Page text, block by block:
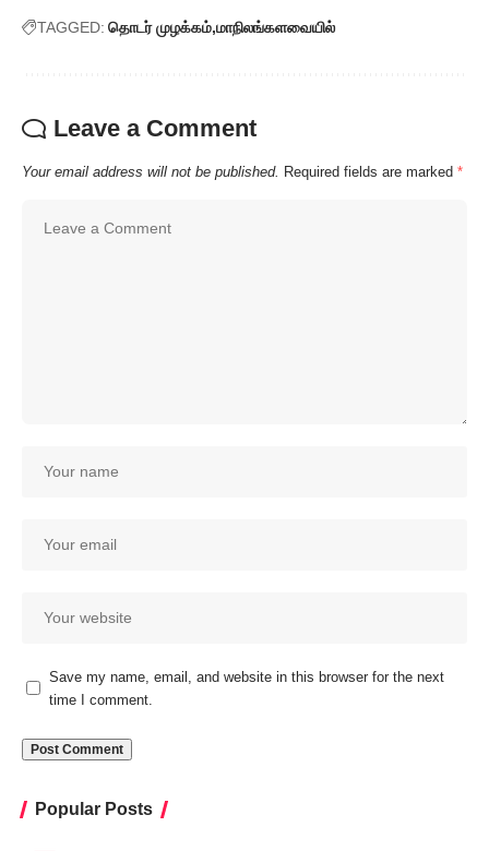
TAGGED: தொடர் முழக்கம் மாநிலங்களவையில்
Leave a Comment
Your email address will not be published. Required fields are marked *
Save my name, email, and website in this browser for the next
time I comment.
Popular Posts